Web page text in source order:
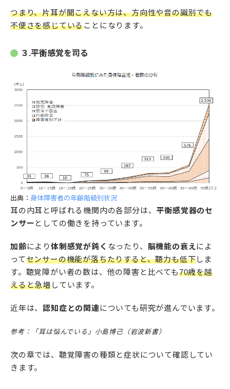
つまり、片耳が聞こえない方は、方向性や音の識別でも
不便さを感じていることになります。
３.平衡感覚を司る
出典： 身体障害者の年齢階級別状況
耳の内耳と呼ばれる機関内の各部分は、 平衡感覚器のセ
ンサー としての働きを持っています。
加齢により体制感覚が鈍く なったり、 脳機能の衰えによ
ってセンサーの機能が落ちたりすると、聴力も低下しま
す。聴覚障がい者の数は、他の障害と比べても70歳を越
えると急増しています。
近年は、認知症との関連についても研究が進んでいます。
参考：「耳は悩んでいる」小島博己（岩波新書）
次の章では、聴覚障害の種類と症状について確認してい
きます。